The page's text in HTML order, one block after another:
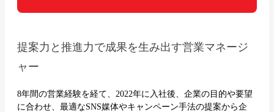
提案力と推進力で成果を生み出す営業マネージ
ャー
8年間の営業経験を経て、2022年に入社後、企業の目的や要望
に合わせ、最適なSNS媒体やキャンペーン手法の提案から企